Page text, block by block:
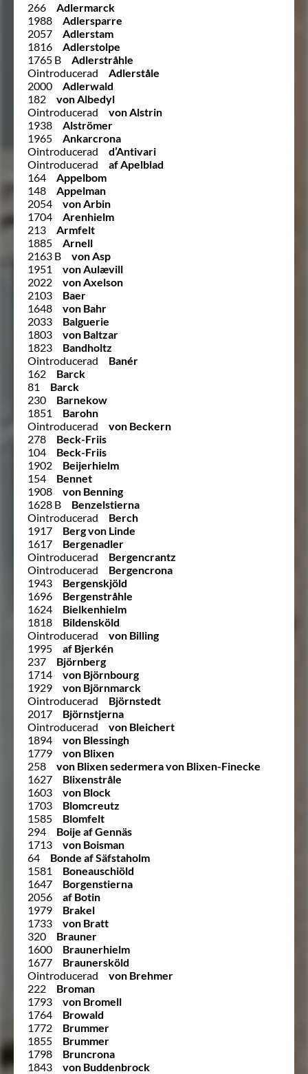
266
Adlermarck
1988
Adlersparre
2057
Adlerstam
1816
Adlerstolpe
1765 B
Adlerstråhle
Ointroducerad
Adlerståle
2000
Adlerwald
182
von Albedyl
Ointroducerad
von Alstrin
1938
Alströmer
1965
Ankarcrona
Ointroducerad
d’Antivari
Ointroducerad
af Apelblad
164
Appelbom
148
Appelman
2054
von Arbin
1704
Arenhielm
213
Armfelt
1885
Arnell
2163 B
von Asp
1951
von Aulævill
2022
von Axelson
2103
Baer
1648
von Bahr
2033
Balguerie
1803
von Baltzar
1823
Bandholtz
Ointroducerad
Banér
162
Barck
81
Barck
230
Barnekow
1851
Barohn
Ointroducerad
von Beckern
278
Beck-Friis
104
Beck-Friis
1902
Beijerhielm
154
Bennet
1908
von Benning
1628 B
Benzelstierna
Ointroducerad
Berch
1917
Berg von Linde
1617
Bergenadler
Ointroducerad
Bergencrantz
Ointroducerad
Bergencrona
1943
Bergenskjöld
1696
Bergenstråhle
1624
Bielkenhielm
1818
Bildensköld
Ointroducerad
von Billing
1995
af Bjerkén
237
Björnberg
1714
von Björnbourg
1929
von Björnmarck
Ointroducerad
Björnstedt
2017
Björnstjerna
Ointroducerad
von Bleichert
1894
von Blessingh
1779
von Blixen
258
von Blixen sedermera von Blixen-Finecke
1627
Blixenstråle
1603
von Block
1703
Blomcreutz
1585
Blomfelt
294
Boije af Gennäs
1713
von Boisman
64
Bonde af Säfstaholm
1581
Boneauschiöld
1647
Borgenstierna
2056
af Botin
1979
Brakel
1733
von Bratt
320
Brauner
1600
Braunerhielm
1677
Braunersköld
Ointroducerad
von Brehmer
222
Broman
1793
von Bromell
1764
Browald
1772
Brummer
1855
Brummer
1798
Bruncrona
1843
von Buddenbrock